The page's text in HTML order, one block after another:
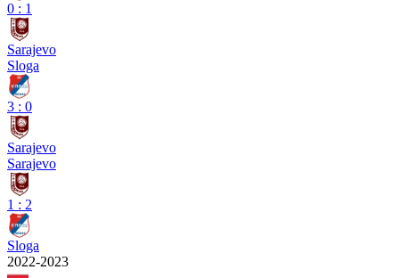
0 : 1
Sarajevo
Sloga
3 : 0
Sarajevo
Sarajevo
1 : 2
Sloga
2022-2023